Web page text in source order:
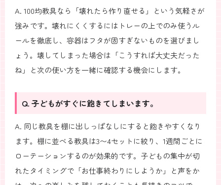
A. 100均教具なら「壊れたら作り直せる」という気軽さが
強みです。壊れにくくするにはトレーの上でのみ使うル
ールを徹底し、容器はフタが固すぎないものを選びまし
ょう。壊してしまった場合は「こうすれば大丈夫だった
ね」と次の使い方を一緒に確認する機会にします。
Q. 子どもがすぐに飽きてしまいます。
A. 同じ教具を棚に出しっぱなしにすると飽きやすくなり
ます。棚に並べる教具は3〜4セットに絞り、1週間ごとに
ローテーションするのが効果的です。子どもの集中が切
れたタイミングで「お仕事終わりにしようか」と声をか